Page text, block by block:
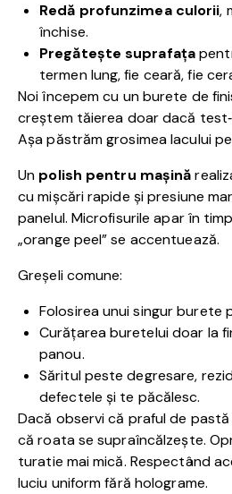
Redă profunzimea culorii,
închise.
Pregătește suprafața
termen lung, fie ceară, fie
Noi începem cu un burete de
creștem tăierea doar dacă
Așa păstrăm grosimea lacului
Un polish pentru mașină
cu mișcări rapide și presiune
panelul. Microfisurile apar în
„orange peel” se accentuează.
Greșeli comune:
Folosirea unui singur burete
Curățarea buretelui doar la
panou.
Săritul peste degresare,
defectele și te păcălesc.
Dacă observi că praful de
că roata se supraîncălzește.
turatie mai mică. Respectând
luciu uniform fără holograme.